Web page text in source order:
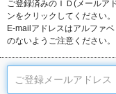
ご登録済みのＩＤ(メールア
ンをクリックしてください。
E-mailアドレスはアルファ
のないようご注意ください。